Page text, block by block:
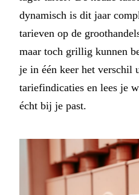
dynamisch is dit jaar
tarieven op de
maar toch grillig kunnen
je in één keer het verschil
tariefindicaties en lees je
écht bij je past.